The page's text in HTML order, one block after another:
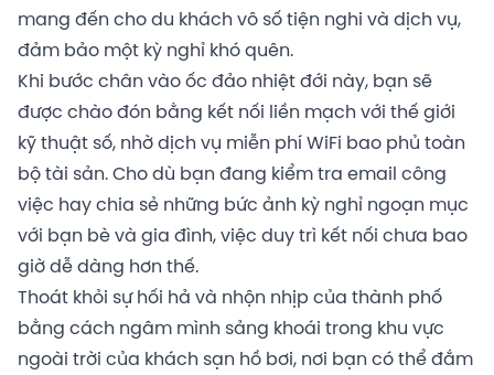
mang đến cho du khách vô số tiện nghi và dịch vụ,
đảm bảo một kỳ nghỉ khó quên.
Khi bước chân vào ốc đảo nhiệt đới này, bạn sẽ
được chào đón bằng kết nối liền mạch với thế giới
kỹ thuật số, nhờ dịch vụ miễn phí WiFi bao phủ toàn
bộ tài sản. Cho dù bạn đang kiểm tra email công
việc hay chia sẻ những bức ảnh kỳ nghỉ ngoạn mục
với bạn bè và gia đình, việc duy trì kết nối chưa bao
giờ dễ dàng hơn thế.
Thoát khỏi sự hối hả và nhộn nhịp của thành phố
bằng cách ngâm mình sảng khoái trong khu vực
ngoài trời của khách sạn hồ bơi, nơi bạn có thể đắm